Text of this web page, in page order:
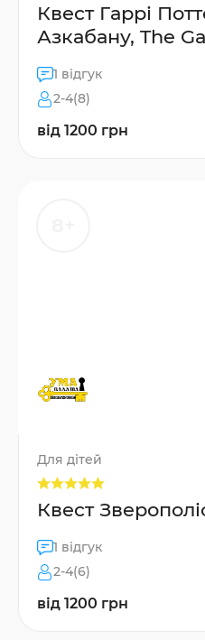
Квест Гаррі
Азкабану, The
1 відгук
2-4(8)
від 1200 грн
Для дітей
Квест
1 відгук
2-4(6)
від 1200 грн